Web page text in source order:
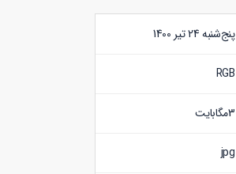
پنج‌شنبه 24 تیر 1400
RGB
3مگابایت
jpg